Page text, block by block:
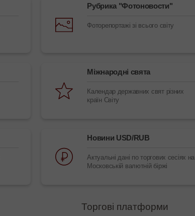
Рубрика "Фотоновости"
Фоторепортажі зі всього світу
Міжнародні свята
Календар державних свят різних
країн Світу
Новини USD/RUB
Актуальні дані по торгових сесіях на
Московській валютній біржі
Торгові платформи